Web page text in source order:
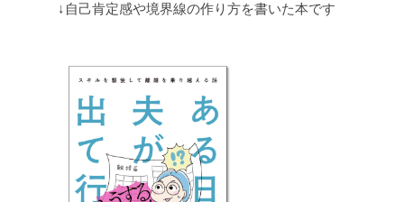
↓自己肯定感や境界線の作り方を書いた本です